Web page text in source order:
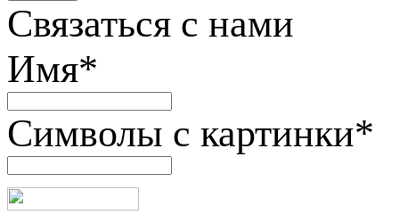
Связаться с нами
Имя*
Символы с картинки*